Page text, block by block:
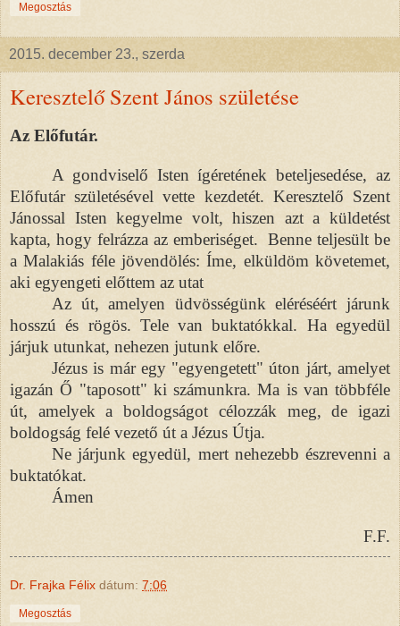
Megosztás
2015. december 23., szerda
Keresztelő Szent János születése
Az Előfutár.
A gondviselő Isten ígéretének beteljesedése, az
Előfutár születésével vette kezdetét. Keresztelő Szent
Jánossal Isten kegyelme volt, hiszen azt a küldetést
kapta, hogy felrázza az emberiséget. Benne teljesült be
a Malakiás féle jövendölés: Íme, elküldöm követemet,
aki egyengeti előttem az utat
Az út, amelyen üdvösségünk eléréséért járunk
hosszú és rögös. Tele van buktatókkal. Ha egyedül
járjuk utunkat, nehezen jutunk előre.
Jézus is már egy "egyengetett" úton járt, amelyet
igazán Ő "taposott" ki számunkra. Ma is van többféle
út, amelyek a boldogságot célozzák meg, de igazi
boldogság felé vezető út a Jézus Útja.
Ne járjunk egyedül, mert nehezebb észrevenni a
buktatókat.
Ámen
F.F.
Dr. Frajka Félix dátum: 7:06
Megosztás